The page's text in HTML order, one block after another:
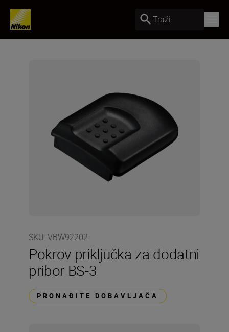
Traži
SKU: VBW92202
Pokrov priključka za dodatni
pribor BS-3
PRONAĐITE DOBAVLJAČA